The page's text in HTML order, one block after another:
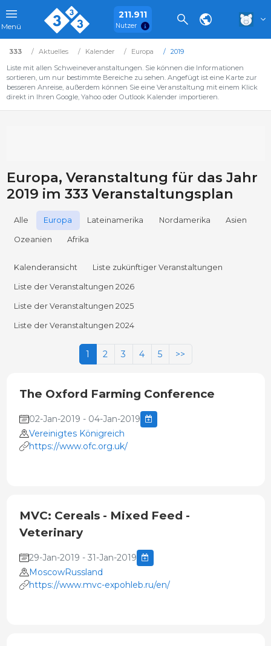
Menü
211.911
Nutzer
333 Aktuelles Kalender Europa
2019
Liste mit allen Schweineveranstaltungen. Sie können die Informationen
sortieren, um nur bestimmte Bereiche zu sehen. Angefügt ist eine Karte zur
besseren Anreise, außerdem können Sie eine Veranstaltung mit einem Klick
direkt in Ihren Google, Yahoo oder Outlook Kalender importieren.
Europa, Veranstaltung für das Jahr
2019 im 333 Veranstaltungsplan
Alle Europa Lateinamerika Nordamerika Asien
Ozeanien Afrika
Kalenderansicht Liste zukünftiger Veranstaltungen
Liste der Veranstaltungen 2026
Liste der Veranstaltungen 2025
Liste der Veranstaltungen 2024
1 2 3 4 5 >>
The Oxford Farming Conference
02-Jan-2019 - 04-Jan-2019
Vereinigtes Königreich
https://www.ofc.org.uk/
MVC: Cereals - Mixed Feed -
Veterinary
29-Jan-2019 - 31-Jan-2019
MoscowRussland
https://www.mvc-expohleb.ru/en/